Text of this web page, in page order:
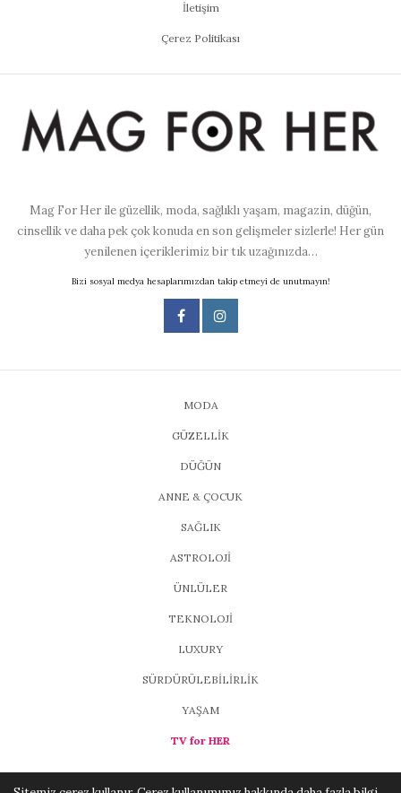
İletişim
Çerez Politikası
Mag For Her ile güzellik, moda, sağlıklı yaşam, magazin, düğün,
cinsellik ve daha pek çok konuda en son gelişmeler sizlerle! Her gün
yenilenen içeriklerimiz bir tık uzağınızda…
Bizi sosyal medya hesaplarımızdan takip etmeyi de unutmayın!
MODA
GÜZELLİK
DÜĞÜN
ANNE & ÇOCUK
SAĞLIK
ASTROLOJİ
ÜNLÜLER
TEKNOLOJİ
LUXURY
SÜRDÜRÜLEBİLİRLİK
YAŞAM
TV for HER